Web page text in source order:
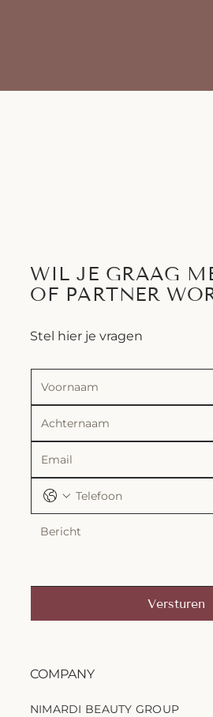
WIL JE GRAAG
OF PARTNER
Stel hier je vragen
Versturen
COMPANY
NIMARDI BEAUTY GROUP